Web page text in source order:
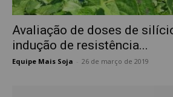
Avaliação de doses de
indução de resistência...
Equipe Mais Soja 26 de março de 2019